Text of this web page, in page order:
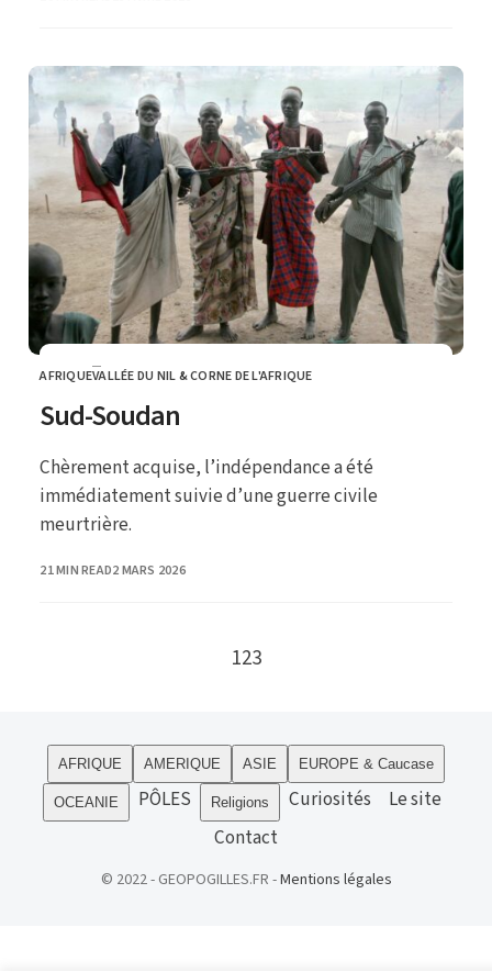
CATEGORY
AFRIQUEVALLÉE DU NIL & CORNE DE L'AFRIQUE
Sud-Soudan
Chèrement acquise, l’indépendance a été
immédiatement suivie d’une guerre civile
meurtrière.
21 MIN READPUBLISHED
2 MARS 2026
123Go to the next page
AFRIQUE AMERIQUE ASIE EUROPE & Caucase
OCEANIE PÔLES Religions Curiosités
Le site
Contact
© 2022 - GEOPOGILLES.FR -Mentions légales